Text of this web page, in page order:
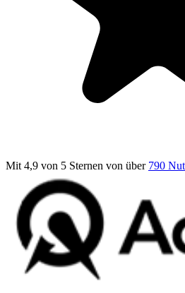
Mit 4,9 von 5 Sternen von über 790